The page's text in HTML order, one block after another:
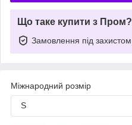
Що таке купити з Пром?
Замовлення під захистом
Міжнародний розмір
S